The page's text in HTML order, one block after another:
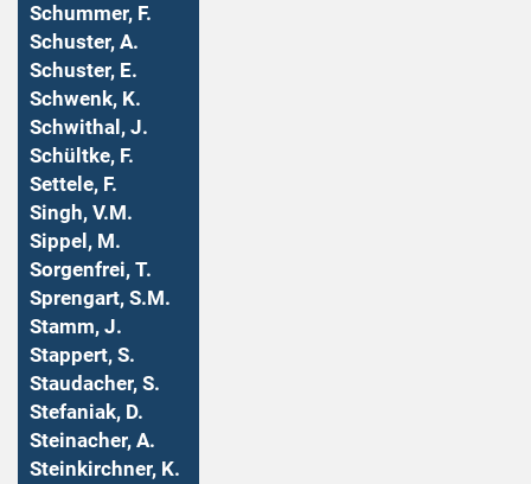
Schummer, F.
Schuster, A.
Schuster, E.
Schwenk, K.
Schwithal, J.
Schültke, F.
Settele, F.
Singh, V.M.
Sippel, M.
Sorgenfrei, T.
Sprengart, S.M.
Stamm, J.
Stappert, S.
Staudacher, S.
Stefaniak, D.
Steinacher, A.
Steinkirchner, K.